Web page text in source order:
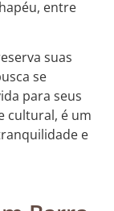
entre
suas
se
para seus
cultural, é um
e